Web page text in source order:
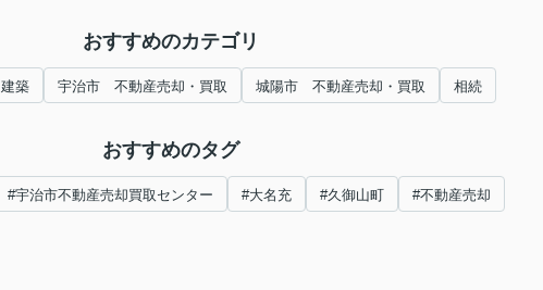
おすすめのカテゴリ
建築 宇治市 不動産売却・買取 城陽市 不動産売却・買取 相続
おすすめのタグ
#宇治市不動産売却買取センター #大名充 #久御山町 #不動産売却